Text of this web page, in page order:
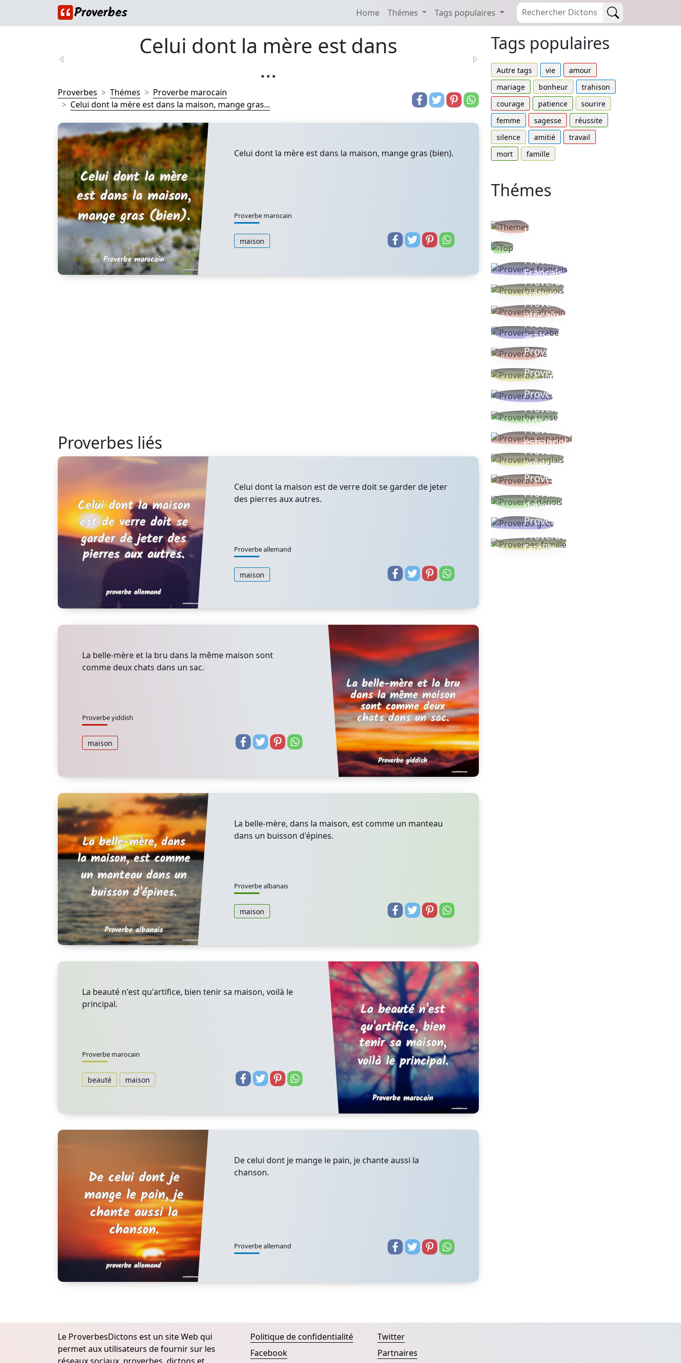
Home Thémes Tags populaires
Celui dont la mère est dans
...
Proverbes Thémes
Proverbe marocain
Celui dont la mère est dans la maison, mange gras...
Celui dont la mère est dans la maison, mange gras (bien).
Proverbe marocain
maison
Proverbes liés
Celui dont la maison est de verre doit se garder de jeter
des pierres aux autres.
Proverbe allemand
maison
La belle-mère et la bru dans la même maison sont
comme deux chats dans un sac.
Proverbe yiddish
maison
La belle-mère, dans la maison, est comme un manteau
dans un buisson d'épines.
Proverbe albanais
maison
La beauté n'est qu'artifice, bien tenir sa maison, voilà le
principal.
Proverbe marocain
beauté maison
De celui dont je mange le pain, je chante aussi la
chanson.
Proverbe allemand
Tags populaires
Autre tags vie
amour
mariage
bonheur
trahison
courage
patience
sourire
femme
sagesse
réussite
silence
amitié
travail
mort
famille
Thémes
thèmes
Proverbe
Français
Proverbe
chinois
Proverbe
africain
Proverbe
arabe
Proverbe vie
Proverbe latin
Proverbes ete
Proverbe
russe
Proverbe
espagnol
Proverbe
anglais
Proverbe turc
Proverbe
danois
Proverbe grec
Proverbes
famille
Le ProverbesDictons est un site Web qui
permet aux utilisateurs de fournir sur les
Politique de confidentialité
Facebook
Twitter
Partnaires